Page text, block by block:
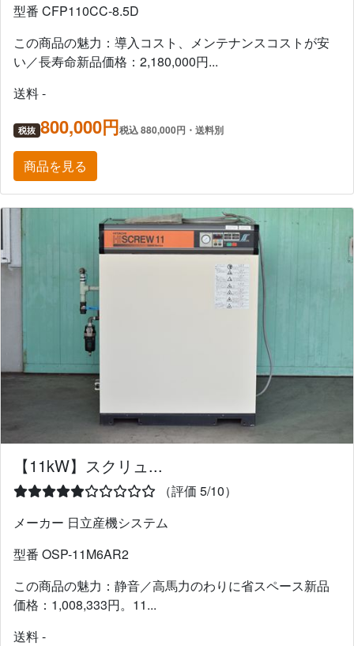
型番 CFP110CC-8.5D
この商品の魅力：導入コスト、メンテナンスコストが安
い／長寿命新品価格：2,180,000円...
送料 -
税抜 800,000円税込 880,000円・送料別
商品を見る
【11kW】スクリュ...
（評価 5/10）
メーカー 日立産機システム
型番 OSP-11M6AR2
この商品の魅力：静音／高馬力のわりに省スペース新品
価格：1,008,333円。11...
送料 -